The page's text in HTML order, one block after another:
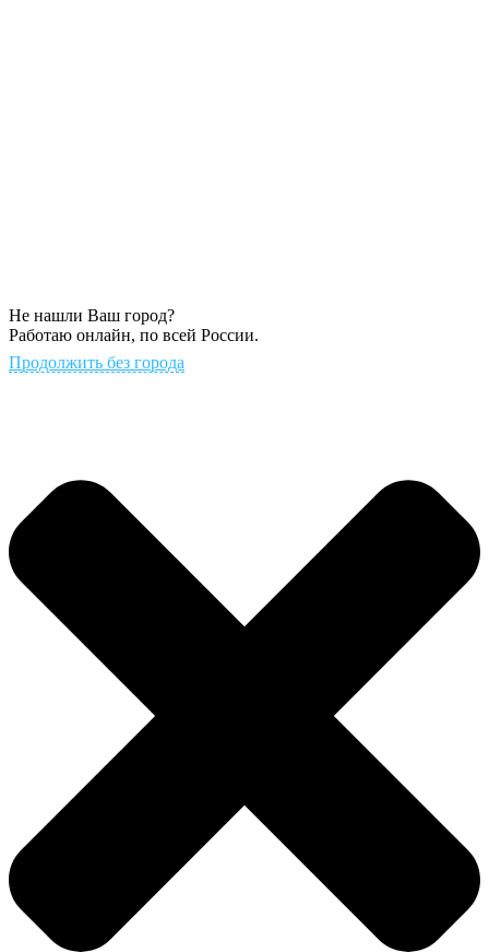
Не нашли Ваш город?
Работаю онлайн, по всей России.
Продолжить без города